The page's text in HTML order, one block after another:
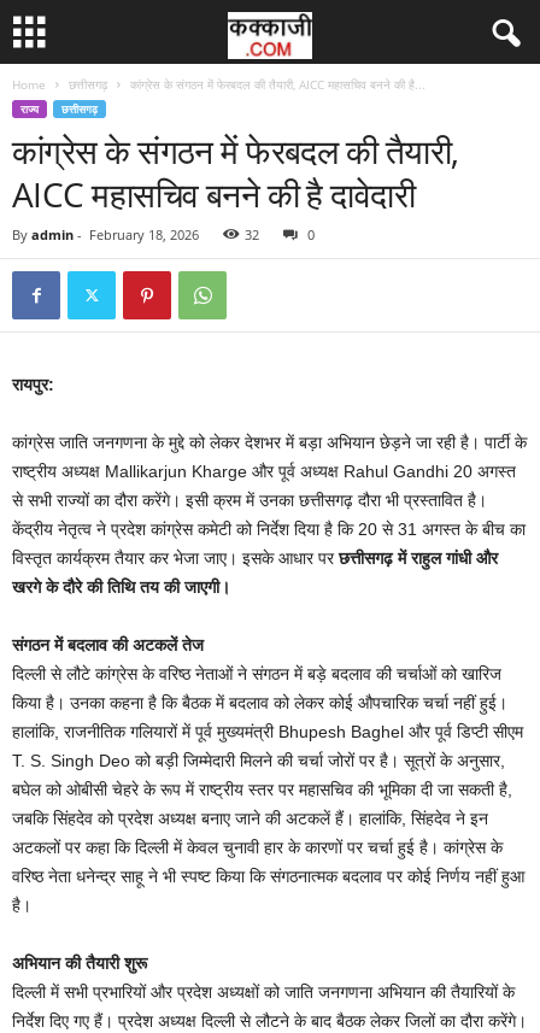
Home छत्तीसगढ़ कांग्रेस के संगठन में फेरबदल की तैयारी, AICC महासचिव बनने की है...
राज्य छत्तीसगढ़
कांग्रेस के संगठन में फेरबदल की तैयारी,
AICC महासचिव बनने की है दावेदारी
By admin - February 18, 2026 32 0
रायपुर:
कांग्रेस जाति जनगणना के मुद्दे को लेकर देशभर में बड़ा अभियान छेड़ने जा रही है। पार्टी के
राष्ट्रीय अध्यक्ष Mallikarjun Kharge और पूर्व अध्यक्ष Rahul Gandhi 20 अगस्त
से सभी राज्यों का दौरा करेंगे। इसी क्रम में उनका छत्तीसगढ़ दौरा भी प्रस्तावित है।
केंद्रीय नेतृत्व ने प्रदेश कांग्रेस कमेटी को निर्देश दिया है कि 20 से 31 अगस्त के बीच का
विस्तृत कार्यक्रम तैयार कर भेजा जाए। इसके आधार परछत्तीसगढ़ में राहुल गांधी और
खरगे के दौरे की तिथि तय की जाएगी।
संगठन में बदलाव की अटकलें तेज
दिल्ली से लौटे कांग्रेस के वरिष्ठ नेताओं ने संगठन में बड़े बदलाव की चर्चाओं को खारिज
किया है। उनका कहना है कि बैठक में बदलाव को लेकर कोई औपचारिक चर्चा नहीं हुई।
हालांकि, राजनीतिक गलियारों में पूर्व मुख्यमंत्री Bhupesh Baghel और पूर्व डिप्टी सीएम
T. S. Singh Deo को बड़ी जिम्मेदारी मिलने की चर्चा जोरों पर है। सूत्रों के अनुसार,
बघेल को ओबीसी चेहरे के रूप में राष्ट्रीय स्तर पर महासचिव की भूमिका दी जा सकती है,
जबकि सिंहदेव को प्रदेश अध्यक्ष बनाए जाने की अटकलें हैं। हालांकि, सिंहदेव ने इन
अटकलों पर कहा कि दिल्ली में केवल चुनावी हार के कारणों पर चर्चा हुई है। कांग्रेस के
वरिष्ठ नेता धनेन्द्र साहू ने भी स्पष्ट किया कि संगठनात्मक बदलाव पर कोई निर्णय नहीं हुआ
है।
अभियान की तैयारी शुरू
दिल्ली में सभी प्रभारियों और प्रदेश अध्यक्षों को जाति जनगणना अभियान की तैयारियों के
निर्देश दिए गए हैं। प्रदेश अध्यक्ष दिल्ली से लौटने के बाद बैठक लेकर जिलों का दौरा करेंगे।